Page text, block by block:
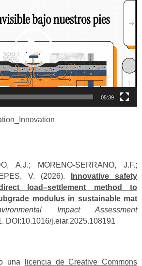
05:39
A.J.; MORENO-SERRANO, J.F.;
V. (2026).
Innovative safety
load–settlement method to
modulus in sustainable mat
Impact Assessment
DOI:10.1016/j.eiar.2025.108191
una
licencia de Creative Commons